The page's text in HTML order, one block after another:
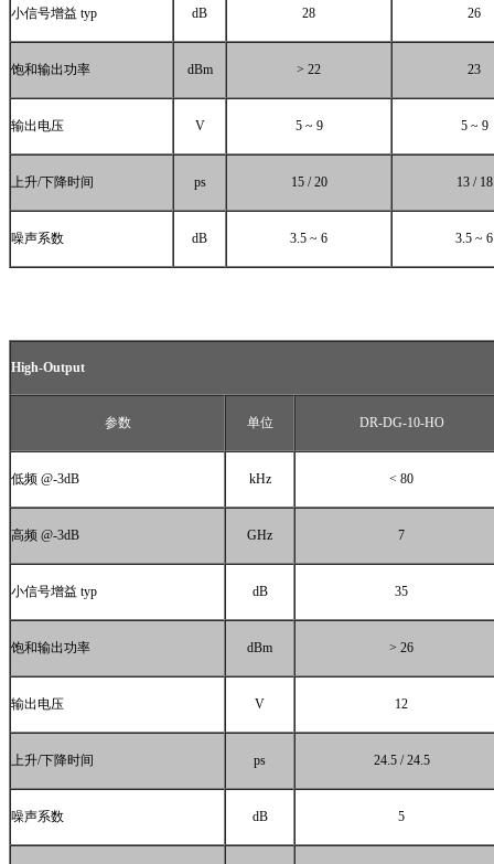
小信号增益 typ dB 28 26
饱和输出功率 dBm > 22 23
输出电压 V 5 ~ 9 5 ~ 9
上升/下降时间 ps 15 / 20 13 / 18
噪声系数 dB 3.5 ~ 6 3.5 ~ 6
High-Output
参数 单位 DR-DG-10-HO
低频 @-3dB kHz < 80
高频 @-3dB GHz 7
小信号增益 typ dB 35
饱和输出功率 dBm > 26
输出电压 V 12
上升/下降时间 ps 24.5 / 24.5
噪声系数 dB 5